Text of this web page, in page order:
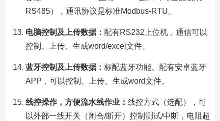
RS485），通讯协议是标准Modbus-RTU。
电脑控制及上传数据： 配有RS232上位机，通信可以
控制、上传、生成word/excel文件。
蓝牙控制及上传数据： 标配蓝牙功能、配有安卓蓝牙
APP，可以控制、上传、生成word文件。
线控操作，方便流水线作业： 线控方式（选配），可
以外部一线开关（闭合/断开）控制测试/中断，电阻超